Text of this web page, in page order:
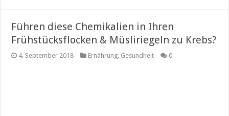
Führen diese Chemikalien in Ihren
Frühstücksflocken & Müsliriegeln zu Krebs?
4. September 2018 Ernährung, Gesundheit 0